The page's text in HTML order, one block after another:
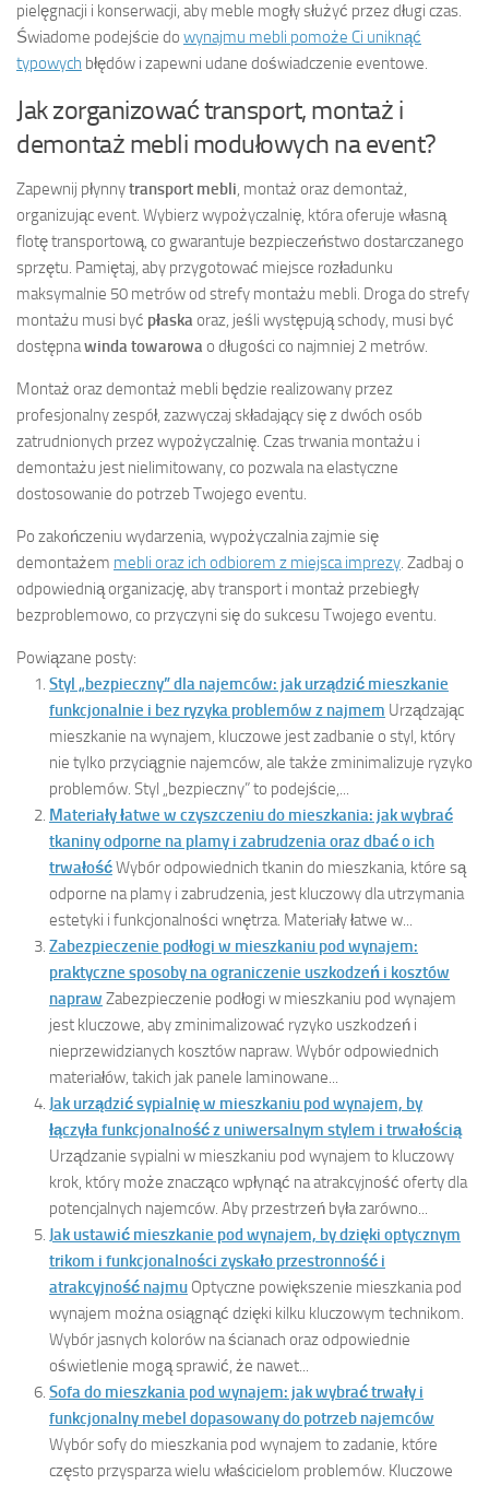
pielęgnacji i konserwacji, aby meble mogły służyć przez długi czas.
Świadome podejście do wynajmu mebli pomoże Ci uniknąć
typowych błędów i zapewni udane doświadczenie eventowe.
Jak zorganizować transport, montaż i
demontaż mebli modułowych na event?
Zapewnij płynnytransport mebli, montaż oraz demontaż,
organizując event. Wybierz wypożyczalnię, która oferuje własną
flotę transportową, co gwarantuje bezpieczeństwo dostarczanego
sprzętu. Pamiętaj, aby przygotować miejsce rozładunku
maksymalnie 50 metrów od strefy montażu mebli. Droga do strefy
montażu musi być płaskaoraz, jeśli występują schody, musi być
dostępnawinda towarowao długości co najmniej 2 metrów.
Montaż oraz demontaż mebli będzie realizowany przez
profesjonalny zespół, zazwyczaj składający się z dwóch osób
zatrudnionych przez wypożyczalnię. Czas trwania montażu i
demontażu jest nielimitowany, co pozwala na elastyczne
dostosowanie do potrzeb Twojego eventu.
Po zakończeniu wydarzenia, wypożyczalnia zajmie się
demontażem mebli oraz ich odbiorem z miejsca imprezy. Zadbaj o
odpowiednią organizację, aby transport i montaż przebiegły
bezproblemowo, co przyczyni się do sukcesu Twojego eventu.
Powiązane posty:
Styl „bezpieczny” dla najemców: jak urządzić mieszkanie
funkcjonalnie i bez ryzyka problemów z najmem Urządzając
mieszkanie na wynajem, kluczowe jest zadbanie o styl, który
nie tylko przyciągnie najemców, ale także zminimalizuje ryzyko
problemów. Styl „bezpieczny” to podejście,...
Materiały łatwe w czyszczeniu do mieszkania: jak wybrać
tkaniny odporne na plamy i zabrudzenia oraz dbać o ich
trwałośćWybór odpowiednich tkanin do mieszkania, które są
odporne na plamy i zabrudzenia, jest kluczowy dla utrzymania
estetyki i funkcjonalności wnętrza. Materiały łatwe w...
Zabezpieczenie podłogi w mieszkaniu pod wynajem:
praktyczne sposoby na ograniczenie uszkodzeń i kosztów
napraw Zabezpieczenie podłogi w mieszkaniu pod wynajem
jest kluczowe, aby zminimalizować ryzyko uszkodzeń i
nieprzewidzianych kosztów napraw. Wybór odpowiednich
materiałów, takich jak panele laminowane...
Jak urządzić sypialnię w mieszkaniu pod wynajem, by
łączyła funkcjonalność z uniwersalnym stylem i trwałością
Urządzanie sypialni w mieszkaniu pod wynajem to kluczowy
krok, który może znacząco wpłynąć na atrakcyjność oferty dla
potencjalnych najemców. Aby przestrzeń była zarówno...
Jak ustawić mieszkanie pod wynajem, by dzięki optycznym
trikom i funkcjonalności zyskało przestronność i
atrakcyjność najmu Optyczne powiększenie mieszkania pod
wynajem można osiągnąć dzięki kilku kluczowym technikom.
Wybór jasnych kolorów na ścianach oraz odpowiednie
oświetlenie mogą sprawić, że nawet...
Sofa do mieszkania pod wynajem: jak wybrać trwały i
funkcjonalny mebel dopasowany do potrzeb najemców
Wybór sofy do mieszkania pod wynajem to zadanie, które
często przysparza wielu właścicielom problemów. Kluczowe